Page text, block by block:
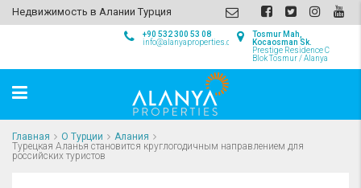
Недвижимость в Алании Турция
Tosmur Mah,
Kocaosman Sk.
Prestige Residence C
Blok Tosmur / Alanya
+90 532 300 53 08
info@alanyaproperties.com
Главная О Турции
Алания
Турецкая Аланья становится круглогодичным направлением для
российских туристов